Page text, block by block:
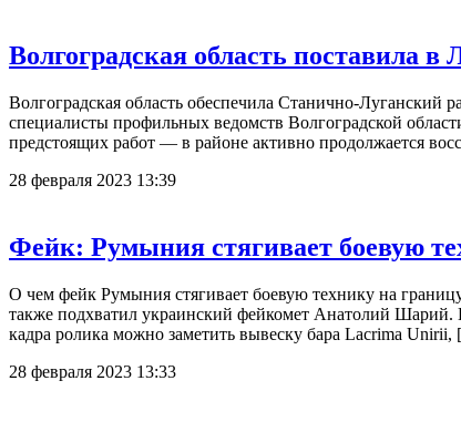
Волгоградская область поставила
Волгоградская область обеспечила Станично-Луганский
специалисты профильных ведомств Волгоградской
предстоящих работ — в районе активно продолжается
28 февраля 2023 13:39
Фейк: Румыния стягивает боевую
О чем фейк Румыния стягивает боевую технику на
также подхватил украинский фейкомет Анатолий Шарий.
кадра ролика можно заметить вывеску бара Lacrima
28 февраля 2023 13:33